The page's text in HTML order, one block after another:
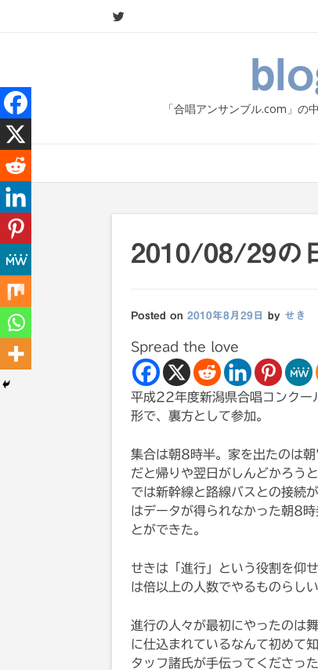
「合唱アンサンブル.com」の
2010/08/29の
Posted on 2010年8月29日 by せき
Spread the love
平成22年度新潟県合唱コンクー
形で、裏方として参加。
集合は朝8時半。家を出たのは
だと帰りや翌日がしんどかろう
では新幹線と路線バスとの接続
はデータが得られなかった朝8
とができた。
せきは「進行」という役割を仰
は倍以上の人数でやるものらし
進行の人々が最初にやったのは
に仕込まれているなんて初めて
タッフ諸氏が手伝ってくださっ